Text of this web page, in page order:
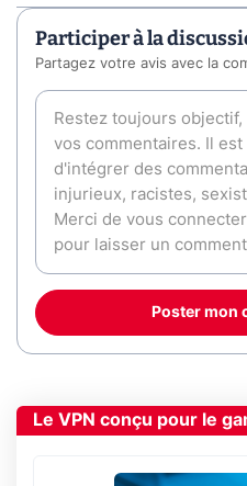
Participer à la
Partagez votre avis avec la
Poster mon
Le VPN conçu pour le